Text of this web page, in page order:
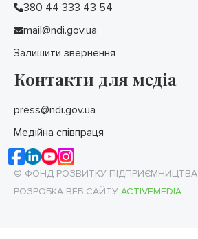
380 44 333 43 54
mail@ndi.gov.ua
Залишити звернення
Контакти для медіа
press@ndi.gov.ua
Медійна співпраця
© ФОНД РОЗВИТКУ ПІДПРИЄМНИЦТВА
РОЗРОБКА ВЕБ-САЙТУ ACTIVEMEDIA